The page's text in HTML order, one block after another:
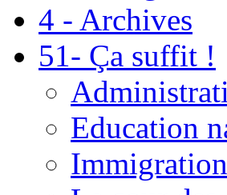
4 - Archives
51- Ça suffit !
Education
Immigration